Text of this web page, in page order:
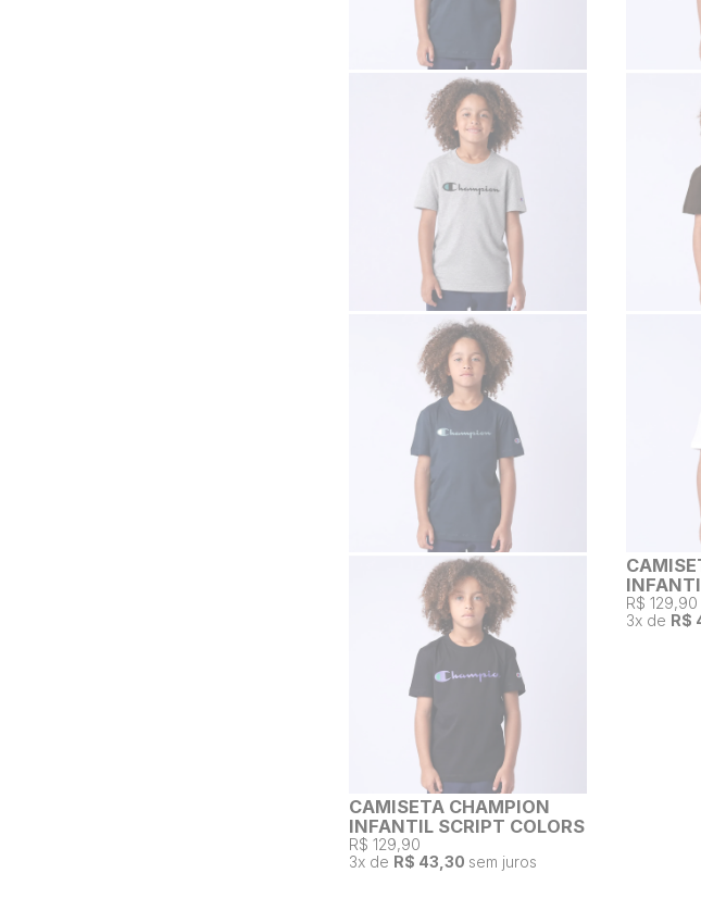
CAMISETA CHAMPION
INFANTIL SCRIPT COLORS
R$ 129,90
3x de R$ 43,30 sem juros
R$ 129,90
3x de R$